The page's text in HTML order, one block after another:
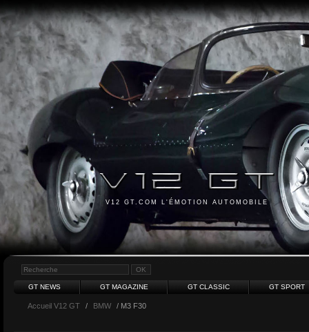
V12 GT.COM L'ÉMOTION AUTOMOBILE
GT NEWS GT MAGAZINE GT CLASSIC GT SPORT
Accueil V12 GT / BMW / M3 F30